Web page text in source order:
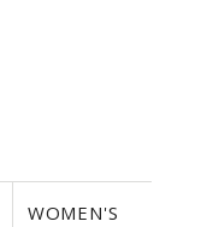
WOMEN'S